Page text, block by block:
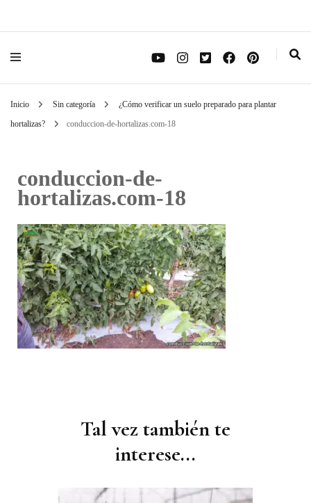
Inicio Sin categoría
¿Cómo verificar un suelo preparado para plantar
hortalizas?
conduccion-de-hortalizas.com-18
conduccion-de-
hortalizas.com-18
publicacionesTal vez también te
interese...